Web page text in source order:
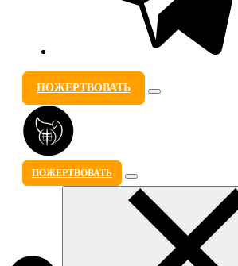
ПОЖЕРТВОВАТЬ
ПОЖЕРТВОВАТЬ